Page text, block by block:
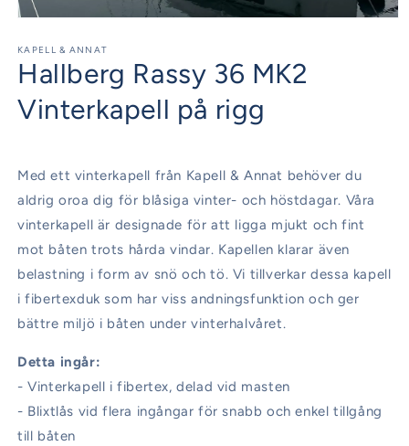
1
i
modalfönster
KAPELL & ANNAT
Hallberg Rassy 36 MK2
Vinterkapell på rigg
Med ett vinterkapell från Kapell & Annat behöver du
aldrig oroa dig för blåsiga vinter- och höstdagar. Våra
vinterkapell är designade för att ligga mjukt och fint
mot båten trots hårda vindar. Kapellen klarar även
belastning i form av snö och tö. Vi tillverkar dessa kapell
i fibertexduk som har viss andningsfunktion och ger
bättre miljö i båten under vinterhalvåret.
Detta ingår:
- Vinterkapell i fibertex, delad vid masten
- Blixtlås vid flera ingångar för snabb och enkel tillgång
till båten